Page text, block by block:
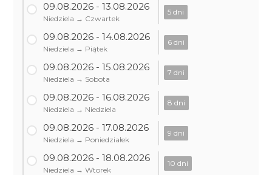
09.08.2026 - 13.08.2026
Niedziela → Czwartek
5 dni
09.08.2026 - 14.08.2026
Niedziela → Piątek
6 dni
09.08.2026 - 15.08.2026
Niedziela → Sobota
7 dni
09.08.2026 - 16.08.2026
Niedziela → Niedziela
8 dni
09.08.2026 - 17.08.2026
Niedziela → Poniedziałek
9 dni
09.08.2026 - 18.08.2026
Niedziela → Wtorek
10 dni